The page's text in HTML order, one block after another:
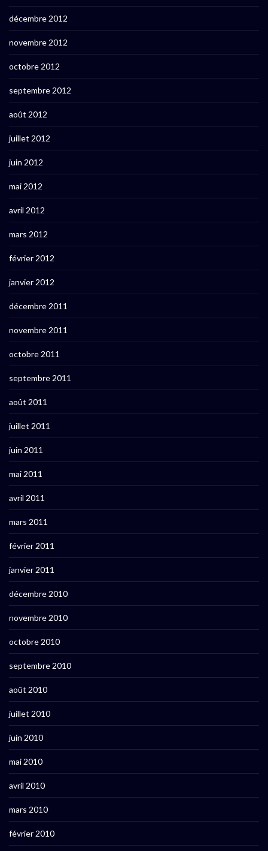
décembre 2012
novembre 2012
octobre 2012
septembre 2012
août 2012
juillet 2012
juin 2012
mai 2012
avril 2012
mars 2012
février 2012
janvier 2012
décembre 2011
novembre 2011
octobre 2011
septembre 2011
août 2011
juillet 2011
juin 2011
mai 2011
avril 2011
mars 2011
février 2011
janvier 2011
décembre 2010
novembre 2010
octobre 2010
septembre 2010
août 2010
juillet 2010
juin 2010
mai 2010
avril 2010
mars 2010
février 2010